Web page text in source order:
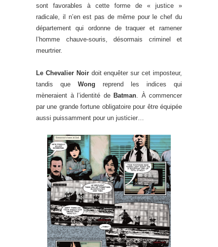
sont favorables à cette forme de « justice »
radicale, il n’en est pas de même pour le chef du
département qui ordonne de traquer et ramener
l’homme chauve-souris, désormais criminel et
meurtrier.
Le Chevalier Noirdoit enquêter sur cet imposteur,
tandis que Wong reprend les indices qui
mèneraient à l’identité de Batman . À commencer
par une grande fortune obligatoire pour être équipée
aussi puissamment pour un justicier…